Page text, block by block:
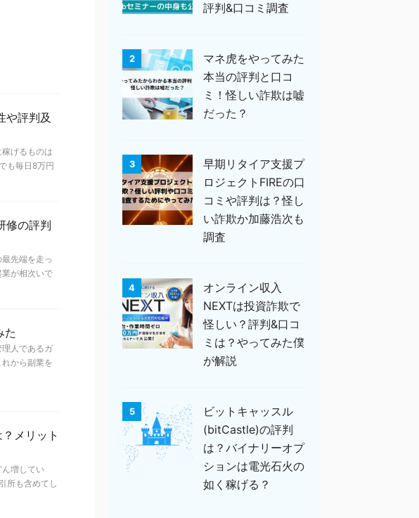
や評判及
げるものは
も毎日8万円
修の評判
先端を走っ
が相次いで
た
人であるガ
から副業を
メリット
増してい
所も含めてし
評判&口コミ調査
2
マネ虎をやってみた
本当の評判と口コ
ミ！怪しい詐欺は嘘
だった？
3
早期リタイア支援プ
ロジェクトFIREの口
コミや評判は？怪し
い詐欺か加藤浩次も
調査
4
オンライン収入
NEXTは投資詐欺で
怪しい？評判&口コ
ミは？やってみた僕
が解説
5
ビットキャッスル
(bitCastle)の評判
は？バイナリーオプ
ションは電光石火の
如く稼げる？